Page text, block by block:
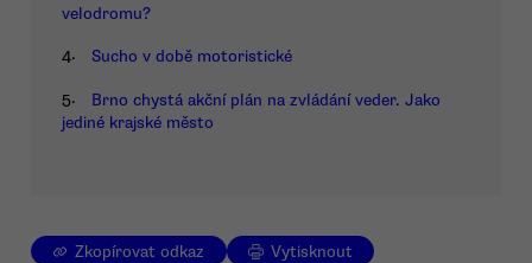
velodromu?
4. Sucho v době motoristické
5.
Brno chystá akční plán na zvládání veder. Jako
jediné krajské město
Zkopírovat odkaz Vytisknout